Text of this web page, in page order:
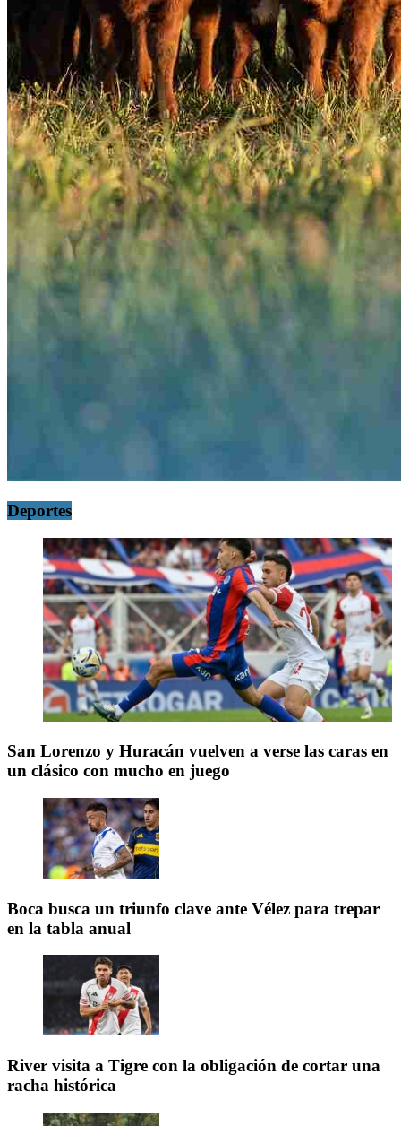
Deportes
San Lorenzo y Huracán vuelven a verse las caras en
un clásico con mucho en juego
Boca busca un triunfo clave ante Vélez para trepar
en la tabla anual
River visita a Tigre con la obligación de cortar una
racha histórica